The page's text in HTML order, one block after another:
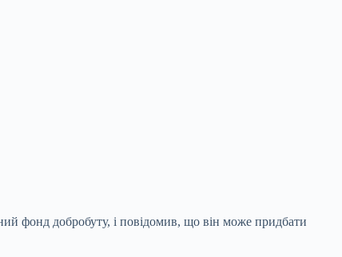
фонд добробуту, і повідомив, що він може придбати